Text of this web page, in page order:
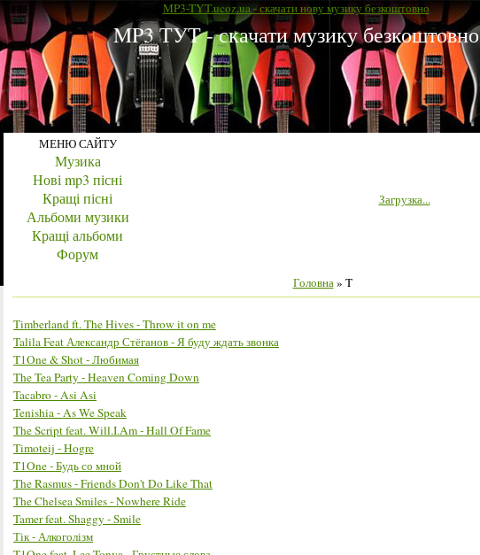
MP3-TYT.ucoz.ua - скачати нову музику безкоштовно
MP3 ТУТ - скачати музику безкоштовно
МЕНЮ САЙТУ
Музика
Нові mp3 пісні
Кращі пісні
Альбоми музики
Кращі альбоми
Форум
Загрузка...
Головна» T
Timberland ft. The Hives - Throw it on me
Talila Feat Александр Стёганов - Я буду ждать звонка
T1One & Shot - Любимая
The Tea Party - Heaven Coming Down
Tacabro - Asi Asi
Tenishia - As We Speak
The Script feat. Will.I.Am - Hall Of Fame
Timoteij - Hogre
T1One - Будь со мной
The Rasmus - Friends Don't Do Like That
The Chelsea Smiles - Nowhere Ride
Tamer feat. Shaggy - Smile
Тік - Алкоголізм